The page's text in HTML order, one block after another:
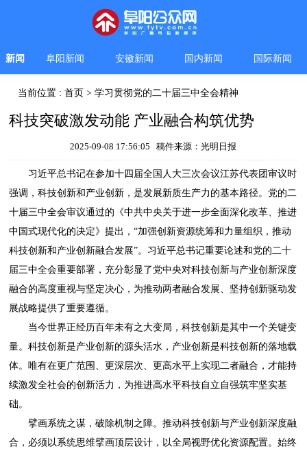
新闻 阜阳新闻 安徽新闻 国内新闻 国际新闻
当前位置 :首页 >学习贯彻党的二十届三中全会精神
科技突破激发动能 产业融合构筑优势
2025-09-08 17:56:05 稿件来源：光明日报
习近平总书记在参加十四届全国人大三次会议江苏代表团审议时
强调，科技创新和产业创新，是发展新质生产力的基本路径。党的二
十届三中全会审议通过的《中共中央关于进一步全面深化改革、推进
中国式现代化的决定》提出，“加强创新资源统筹和力量组织，推动
科技创新和产业创新融合发展”。习近平总书记重要论述和党的二十
届三中全会重要部署，充分彰显了党中央对科技创新与产业创新深度
融合的高度重视与坚定决心，为推动两者融合发展、坚持创新驱动发
展战略提供了重要遵循。
当今世界正经历百年未有之大变局，科技创新是其中一个关键变
量。科技创新是产业创新的源头活水，产业创新是科技创新的落地载
体。唯有在更广范围、更深层次、更高水平上实现二者融合，才能持
续激发全社会的创新活力，为推进高水平科技自立自强筑牢坚实基
础。
擘画系统之谋，破除机制之障。推动科技创新与产业创新深度融
合，必须以系统思维擘画顶层设计，以全局视野优化资源配置。始终